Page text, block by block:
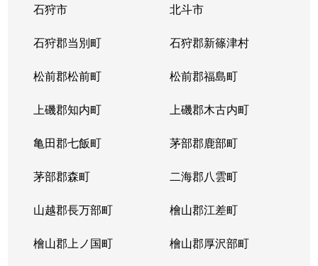
石狩市 北斗市
石狩郡当別町 石狩郡新篠津村
松前郡松前町 松前郡福島町
上磯郡知内町 上磯郡木古内町
亀田郡七飯町 茅部郡鹿部町
茅部郡森町 二海郡八雲町
山越郡長万部町 檜山郡江差町
檜山郡上ノ国町 檜山郡厚沢部町